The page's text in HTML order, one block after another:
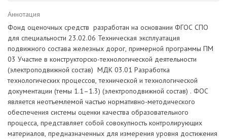
Аннотация
Фонд оценочных средств разработан на основании ФГОС СПО
для специальности 23.02.06 Техническая эксплуатация
подвижного состава железных дорог, примерной программы ПМ
03 Участие в конструкторско-технологической деятельности
(электроподвижной состав) МДК 03.01 Разработка
технологических процессов, технической и технологической
документации (темы 1.1–1.3) (электроподвижной состав) . ФОС
является неотъемлемой частью нормативно-методического
обеспечения системы оценки качества образовательного
процесса, представляет собой совокупность контролирующих
материалов, предназначенных для измерения уровня достижения